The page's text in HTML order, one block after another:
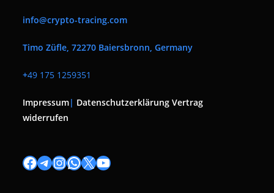
info@crypto-tracing.com
Timo Züfle, 72270 Baiersbronn, Germany
+49 175 1259351
Impressum| Datenschutzerklärung Vertrag
widerrufen
Facebook
Telegram
Instagram
WhatsApp
X YouTube